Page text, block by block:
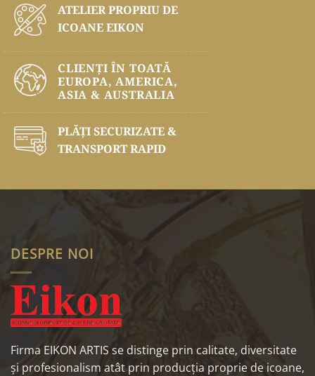
ATELIER PROPRIU DE
ICOANE EIKON
CLIENȚI ÎN TOATĂ
EUROPA, AMERICA,
ASIA & AUSTRALIA
PLĂŢI SECURIZATE &
TRANSPORT RAPID
DESPRE NOI
Firma EIKON ARTIS se distinge prin calitate, diversitate
și profesionalism atât prin producția proprie de icoane,